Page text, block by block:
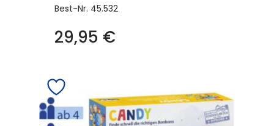
Best-Nr. 45.532
29,95 €